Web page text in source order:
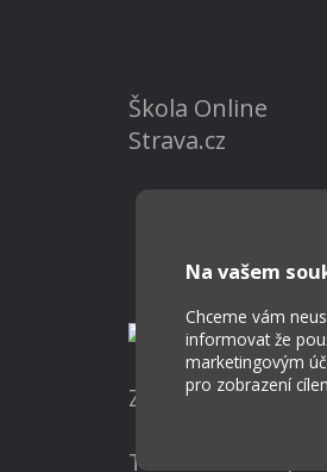
Na vašem
Chceme vám
informovat že
marketingovým
pro zobrazení
Škola Online
Strava.cz
Základní škola a
Tvorba webových